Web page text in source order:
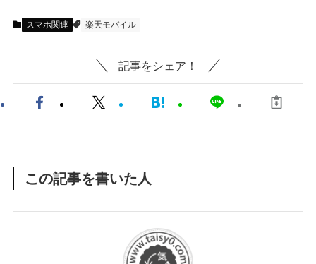
スマホ関連 楽天モバイル
記事をシェア！
この記事を書いた人